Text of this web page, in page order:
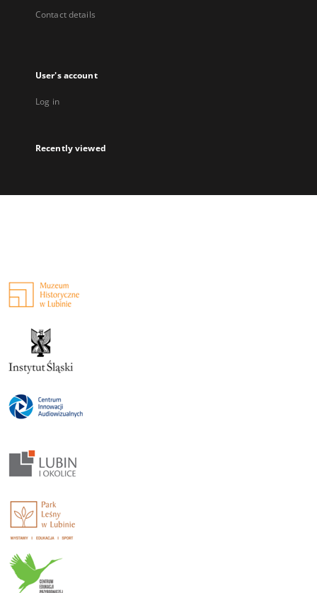
Contact details
User's account
Log in
Recently viewed